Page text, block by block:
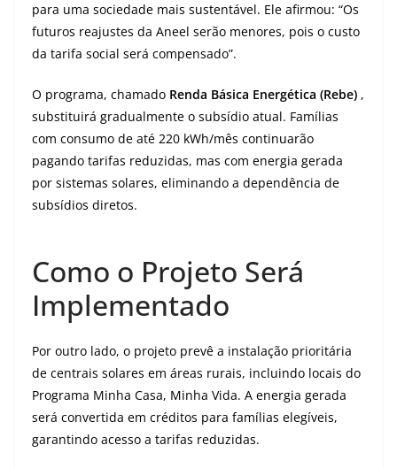
para uma sociedade mais sustentável. Ele afirmou: “Os
futuros reajustes da Aneel serão menores, pois o custo
da tarifa social será compensado”.
O programa, chamado Renda Básica Energética (Rebe) ,
substituirá gradualmente o subsídio atual. Famílias
com consumo de até 220 kWh/mês continuarão
pagando tarifas reduzidas, mas com energia gerada
por sistemas solares, eliminando a dependência de
subsídios diretos.
Como o Projeto Será
Implementado
Por outro lado, o projeto prevê a instalação prioritária
de centrais solares em áreas rurais, incluindo locais do
Programa Minha Casa, Minha Vida. A energia gerada
será convertida em créditos para famílias elegíveis,
garantindo acesso a tarifas reduzidas.